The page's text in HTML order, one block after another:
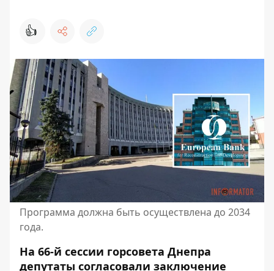
👍
Программа должна быть осуществлена ​​до 2034
года.
На 66-й сессии горсовета Днепра
депутаты согласовали заключение